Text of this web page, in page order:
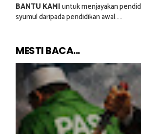
BANTU KAMIuntuk menjayakan
syumul daripada pendidikan awal.....
MESTI BACA...